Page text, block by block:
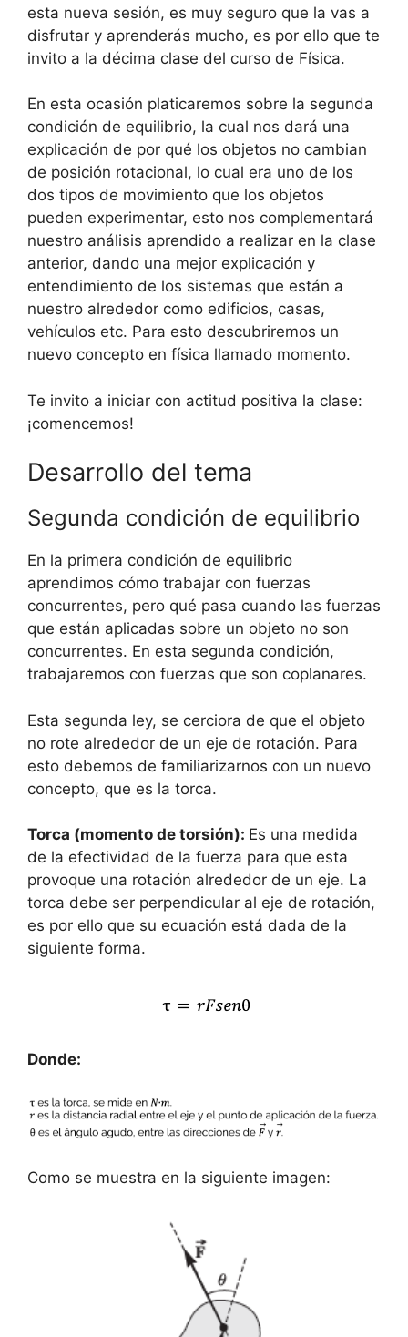
esta nueva sesión, es muy seguro que la vas a
disfrutar y aprenderás mucho, es por ello que te
invito a la décima clase del curso de Física.
En esta ocasión platicaremos sobre la segunda
condición de equilibrio, la cual nos dará una
explicación de por qué los objetos no cambian
de posición rotacional, lo cual era uno de los
dos tipos de movimiento que los objetos
pueden experimentar, esto nos complementará
nuestro análisis aprendido a realizar en la clase
anterior, dando una mejor explicación y
entendimiento de los sistemas que están a
nuestro alrededor como edificios, casas,
vehículos etc. Para esto descubriremos un
nuevo concepto en física llamado momento.
Te invito a iniciar con actitud positiva la clase:
¡comencemos!
Desarrollo del tema
Segunda condición de equilibrio
En la primera condición de equilibrio
aprendimos cómo trabajar con fuerzas
concurrentes, pero qué pasa cuando las fuerzas
que están aplicadas sobre un objeto no son
concurrentes. En esta segunda condición,
trabajaremos con fuerzas que son coplanares.
Esta segunda ley, se cerciora de que el objeto
no rote alrededor de un eje de rotación. Para
esto debemos de familiarizarnos con un nuevo
concepto, que es la torca.
Torca (momento de torsión): Es una medida
de la efectividad de la fuerza para que esta
provoque una rotación alrededor de un eje. La
torca debe ser perpendicular al eje de rotación,
es por ello que su ecuación está dada de la
siguiente forma.
Donde:
Como se muestra en la siguiente imagen: